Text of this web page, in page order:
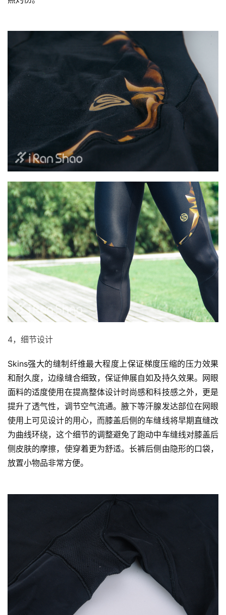
频
精
4，细节设计
Skins强大的缝制纤维最大程度上保证梯度压缩的压力效果
和耐久度，边缘缝合细致，保证伸展自如及持久效果。网眼
面料的适度使用在提高整体设计时尚感和科技感之外，更是
提升了透气性，调节空气流通。腋下等汗腺发达部位在网眼
使用上可见设计的用心，而膝盖后侧的车缝线将早期直缝改
为曲线环绕，这个细节的调整避免了跑动中车缝线对膝盖后
侧皮肤的摩擦，使穿着更为舒适。长裤后侧由隐形的口袋，
放置小物品非常方便。